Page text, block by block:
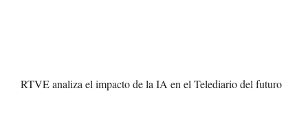
RTVE analiza el impacto de la IA en el Telediario del futuro